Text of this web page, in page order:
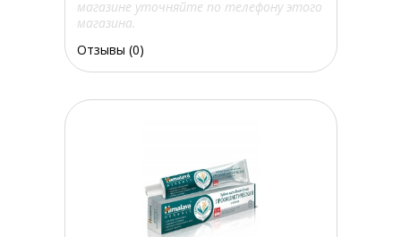
магазине уточняйте по телефону этого
магазина.
Отзывы (0)